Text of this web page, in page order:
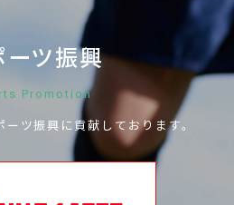
ーツ振興
Promotion
ーツ振興に貢献しております。